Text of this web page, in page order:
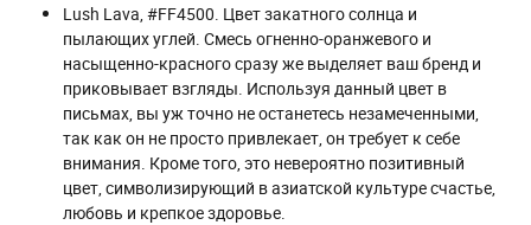
Lush Lava, #FF4500. Цвет закатного солнца и
пылающих углей. Смесь огненно-оранжевого и
насыщенно-красного сразу же выделяет ваш бренд и
приковывает взгляды. Используя данный цвет в
письмах, вы уж точно не останетесь незамеченными,
так как он не просто привлекает, он требует к себе
внимания. Кроме того, это невероятно позитивный
цвет, символизирующий в азиатской культуре счастье,
любовь и крепкое здоровье.